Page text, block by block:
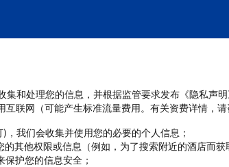
和处理您的信息，并根据监管要求发布《隐私声
互联网（可能产生标准流量费用。有关资费详情，
我们会收集并使用您的必要的个人信息；
其他权限或信息（例如，为了搜索附近的酒店而
护您的信息安全；